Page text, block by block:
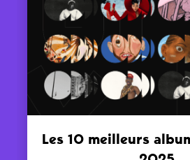
Les 10 meilleurs